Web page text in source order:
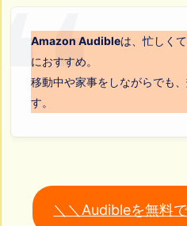
Amazon Audibleは、忙しく
におすすめ。
移動中や家事をしながらでも
す。
＼＼Audibleを無料